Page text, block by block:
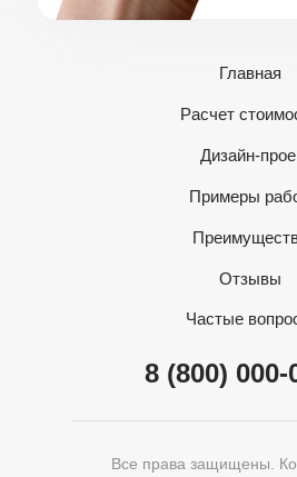
Все права защищены.
Расчет
Дизайн-
Примеры
Отзывы
8 (800) 000-
Главная
Частые